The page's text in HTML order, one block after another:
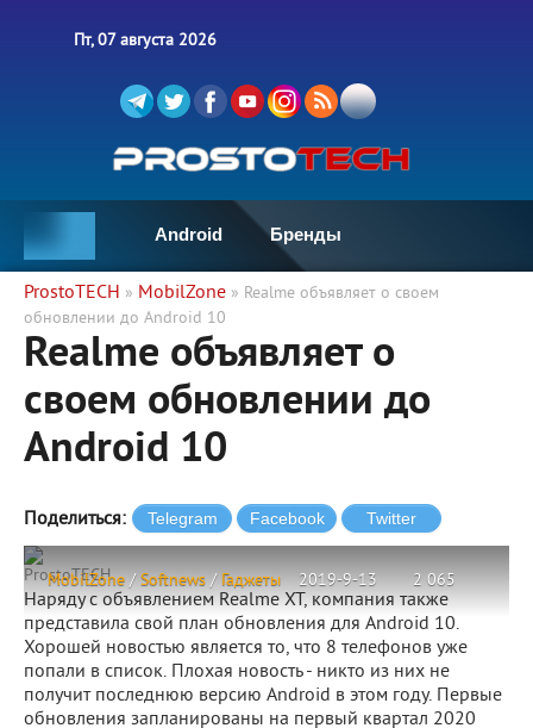
Пт, 07 августа 2026
Android Бренды
ProstoTECH » MobilZone » Realme объявляет о своем
обновлении до Android 10
Realme объявляет о
своем обновлении до
Android 10
Поделиться:
MobilZone /Softnews / Гаджеты 2019-9-13 2 065
ProstoTECH
Наряду с объявлением Realme XT, компания также
представила свой план обновления для Android 10.
Хорошей новостью является то, что 8 телефонов уже
попали в список. Плохая новость - никто из них не
получит последнюю версию Android в этом году. Первые
обновления запланированы на первый квартал 2020